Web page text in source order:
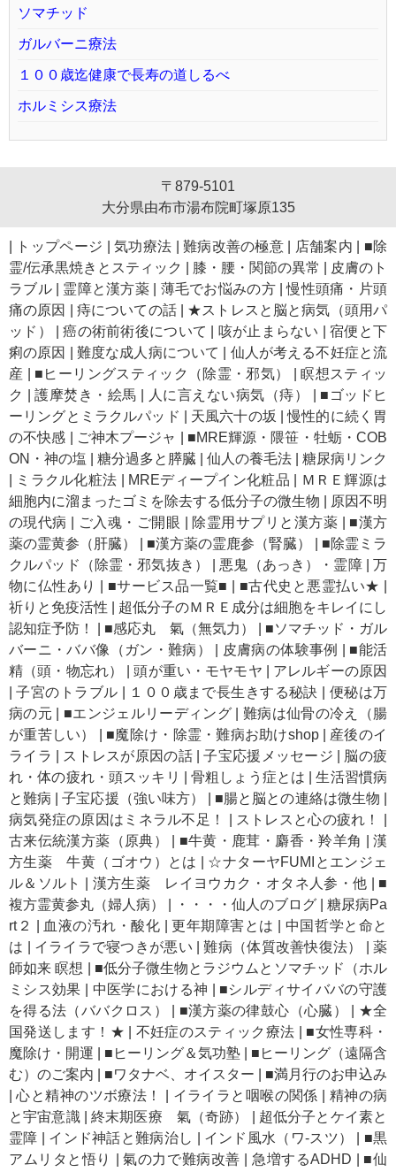
ソマチッド
ガルバーニ療法
１００歳迄健康で長寿の道しるべ
ホルミシス療法
〒879-5101
大分県由布市湯布院町塚原135
トップページ 気功療法 難病改善の極意 店舗案内
■除
霊/伝承黒焼きとスティック
膝・腰・関節の異常
皮膚のト
ラブル| 霊障と漢方薬 薄毛でお悩みの方|慢性頭痛・片頭
痛の原因
痔についての話| ★ストレスと脳と病気（頭用パ
ッド）
|癌の術前術後について 咳が止まらない |宿便と下
痢の原因
難度な成人病について
仙人が考える不妊症と流
産
■ヒーリングスティック（除霊・邪気） |瞑想スティッ
ク
|護摩焚き・絵馬 人に言えない病気（痔）
■ゴッドヒ
ーリングとミラクルパッド
天風六十の坂 |慢性的に続く胃
の不快感
ご神木プージャ
■MRE輝源・隈笹・牡蛎・COB
ON・神の塩
糖分過多と膵臓 仙人の養毛法
糖尿病リンク
ミラクル化粧法 MREディープイン化粧品
ＭＲＥ輝源は
細胞内に溜まったゴミを除去する低分子の微生物
原因不明
の現代病
ご入魂・ご開眼 除霊用サプリと漢方薬
■漢方
薬の霊黄参（肝臓）
■漢方薬の霊鹿参（腎臓）
■除霊ミラ
クルパッド（除霊・邪気抜き）
悪鬼（あっき）・霊障|万
物に仏性あり
■サービス品一覧■ ■古代史と悪霊払い★
祈りと免疫活性
超低分子のＭＲＥ成分は細胞をキレイにし
認知症予防！
■感応丸 氣（無気力）
■ソマチッド・ガル
バーニ・ババ像（ガン・難病）
皮膚病の体験事例
■能活
精（頭・物忘れ）
|頭が重い・モヤモヤ
アレルギーの原因
|子宮のトラブル １００歳まで長生きする秘訣
便秘は万
病の元
■エンジェルリーディング
難病は仙骨の冷え（腸
が重苦しい）
■魔除け・除霊・難病お助けshop| 産後のイ
ライラ
ストレスが原因の話|子宝応援メッセージ
脳の疲
れ・体の疲れ・頭スッキリ
|骨粗しょう症とは |生活習慣病
と難病 |子宝応援（強い味方） ■腸と脳との連絡は微生物
病気発症の原因はミネラル不足！
ストレスと心の疲れ！
古来伝統漢方薬（原典）
■牛黄・鹿茸・麝香・羚羊角 |漢
方生薬 牛黄（ゴオウ）とは
☆ナターヤFUMIとエンジェ
ル＆ソルト
漢方生薬 レイヨウカク・オタネ人参・他
■
複方霊黄参丸（婦人病）
・・・・仙人のブログ
糖尿病Pa
rt２
血液の汚れ・酸化 |更年期障害とは
中国哲学と命と
は
イライラで寝つきが悪い |難病（体質改善快復法） |薬
師如来 瞑想
■低分子微生物とラジウムとソマチッド（ホル
ミシス効果
中医学における神
■シルディサイババの守護
を得る法（ババクロス）
■漢方薬の律鼓心（心臓）
★全
国発送します！★
不妊症のスティック療法
■女性専科・
魔除け・開運
■ヒーリング＆気功塾
■ヒーリング（遠隔含
む）のご案内
■ワタナベ、オイスター
■満月行のお申込み
|心と精神のツボ療法！ イライラと咽喉の関係
精神の病
と宇宙意識|終末期医療 氣（奇跡）
超低分子とケイ素と
霊障
インド神話と難病治し インド風水（ワ-スツ）
■黒
アムリタと悟り
|氣の力で難病改善 急増するADHD ■仙